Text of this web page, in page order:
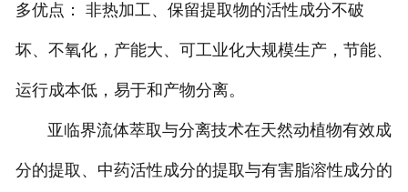
多优点： 非热加工、保留提取物的活性成分不破
坏、不氧化，产能大、可工业化大规模生产，节能、
运行成本低，易于和产物分离。
亚临界流体萃取与分离技术在天然动植物有效成
分的提取、中药活性成分的提取与有害脂溶性成分的